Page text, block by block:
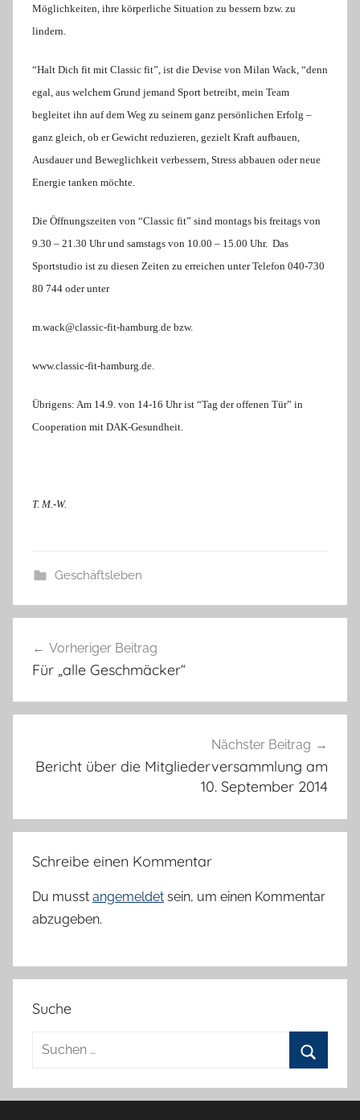
Möglichkeiten, ihre körperliche Situation zu bessern bzw. zu
lindern.
“Halt Dich fit mit Classic fit”, ist die Devise von Milan Wack, “denn
egal, aus welchem Grund jemand Sport betreibt, mein Team
begleitet ihn auf dem Weg zu seinem ganz persönlichen Erfolg –
ganz gleich, ob er Gewicht reduzieren, gezielt Kraft aufbauen,
Ausdauer und Beweglichkeit verbessern, Stress abbauen oder neue
Energie tanken möchte.
Die Öffnungszeiten von “Classic fit” sind montags bis freitags von
9.30 – 21.30 Uhr und samstags von 10.00 – 15.00 Uhr. Das
Sportstudio ist zu diesen Zeiten zu erreichen unter Telefon 040-730
80 744 oder unter
m.wack@classic-fit-hamburg.de bzw.
www.classic-fit-hamburg.de.
Übrigens: Am 14.9. von 14-16 Uhr ist “Tag der offenen Tür” in
Cooperation mit DAK-Gesundheit.
T. M.-W.
Geschäftsleben
Vorheriger Beitrag
Für „alle Geschmäcker“
Nächster Beitrag
Bericht über die Mitgliederversammlung am
10. September 2014
Schreibe einen Kommentar
Du musst angemeldet sein, um einen Kommentar
abzugeben.
Suche
Suchen